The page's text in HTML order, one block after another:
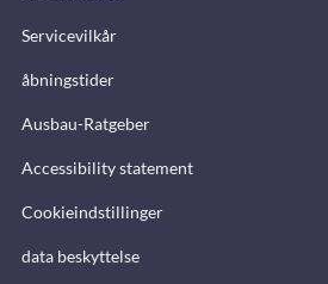
Servicevilkår
åbningstider
Ausbau-Ratgeber
Accessibility statement
Cookieindstillinger
data beskyttelse